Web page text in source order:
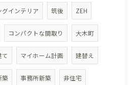
グインテリア 筑後 ZEH
コンパクトな間取り 大木町
て マイホーム計画 建替え
築 事務所新築 非住宅